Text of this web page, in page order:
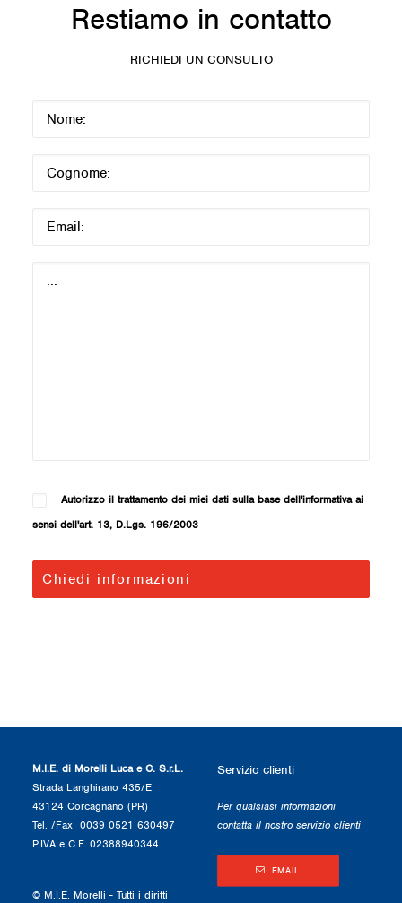
Restiamo in contatto
RICHIEDI UN CONSULTO
Autorizzo il trattamento dei miei dati sulla base dell'informativa ai
sensi dell'art. 13, D.Lgs. 196/2003
M.I.E. di Morelli Luca e C. S.r.L.
Strada Langhirano 435/E
43124 Corcagnano (PR)
Tel. /Fax 0039 0521 630497
P.IVA e C.F. 02388940344
© M.I.E. Morelli - Tutti i diritti
Servizio clienti
Per qualsiasi informazioni
contatta il nostro servizio clienti
EMAIL